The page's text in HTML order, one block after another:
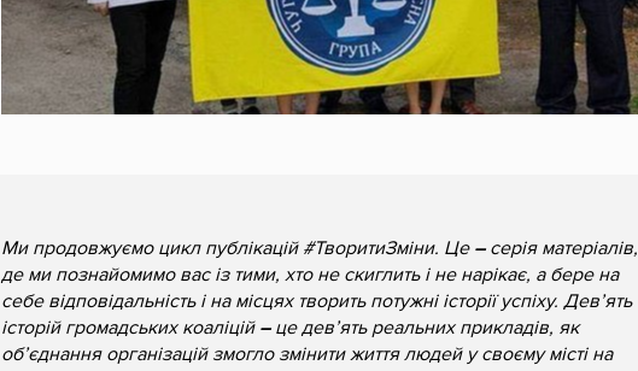
Ми продовжуємо цикл публікацій #ТворитиЗміни. Це – серія матеріалів,
де ми познайомимо вас із тими, хто не скиглить і не нарікає, а бере на
себе відповідальність і на місцях творить потужні історії успіху. Дев’ять
історій громадських коаліцій – це дев’ять реальних прикладів, як
об’єднання організацій змогло змінити життя людей у своєму місті на